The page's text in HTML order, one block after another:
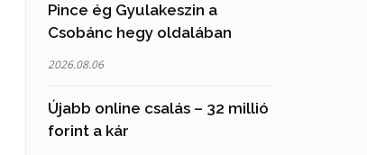
Pince ég Gyulakeszin a
Csobánc hegy oldalában
2026.08.06
Újabb online csalás – 32 millió
forint a kár